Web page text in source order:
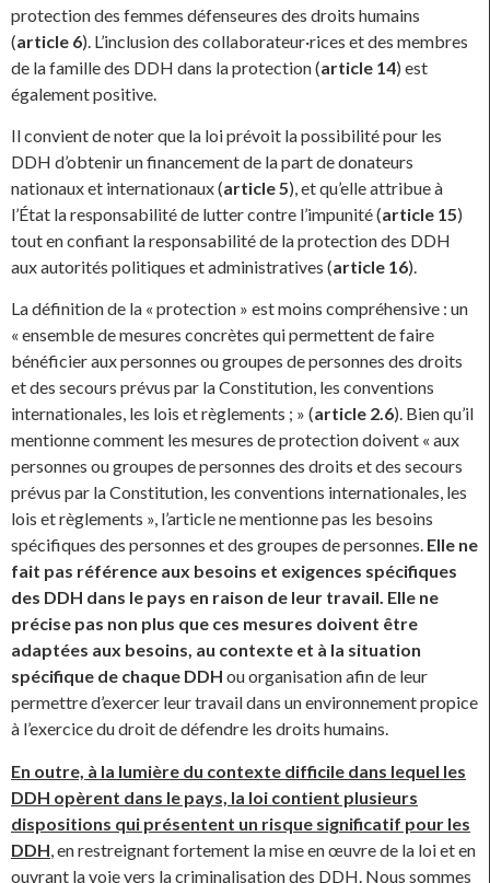
protection des femmes défenseures des droits humains
(article 6). L’inclusion des collaborateur·rices et des membres
de la famille des DDH dans la protection (article 14) est
également positive.
Il convient de noter que la loi prévoit la possibilité pour les
DDH d’obtenir un financement de la part de donateurs
nationaux et internationaux (article 5), et qu’elle attribue à
l’État la responsabilité de lutter contre l’impunité (article 15)
tout en confiant la responsabilité de la protection des DDH
aux autorités politiques et administratives (article 16).
La définition de la « protection » est moins compréhensive : un
« ensemble de mesures concrètes qui permettent de faire
bénéficier aux personnes ou groupes de personnes des droits
et des secours prévus par la Constitution, les conventions
internationales, les lois et règlements ; » (article 2.6). Bien qu’il
mentionne comment les mesures de protection doivent « aux
personnes ou groupes de personnes des droits et des secours
prévus par la Constitution, les conventions internationales, les
lois et règlements », l’article ne mentionne pas les besoins
spécifiques des personnes et des groupes de personnes. Elle ne
fait pas référence aux besoins et exigences spécifiques
des DDH dans le pays en raison de leur travail. Elle ne
précise pas non plus que ces mesures doivent être
adaptées aux besoins, au contexte et à la situation
spécifique de chaque DDH ou organisation afin de leur
permettre d’exercer leur travail dans un environnement propice
à l’exercice du droit de défendre les droits humains.
En outre, à la lumière du contexte difficile dans lequel les
DDH opèrent dans le pays, la loi contient plusieurs
dispositions qui présentent un risque significatif pour les
DDH , en restreignant fortement la mise en œuvre de la loi et en
ouvrant la voie vers la criminalisation des DDH. Nous sommes